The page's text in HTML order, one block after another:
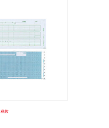
税抜